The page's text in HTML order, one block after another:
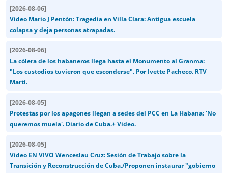
[2026-08-06]
Video Mario J Pentón: Tragedia en Villa Clara: Antigua escuela
colapsa y deja personas atrapadas.
[2026-08-06]
La cólera de los habaneros llega hasta el Monumento al Granma:
"Los custodios tuvieron que esconderse". Por Ivette Pacheco. RTV
Martí.
[2026-08-05]
Protestas por los apagones llegan a sedes del PCC en La Habana: 'No
queremos muela'. Diario de Cuba.+ Video.
[2026-08-05]
Video EN VIVO Wenceslau Cruz: Sesión de Trabajo sobre la
Transición y Reconstrucción de Cuba./Proponen instaurar "gobierno